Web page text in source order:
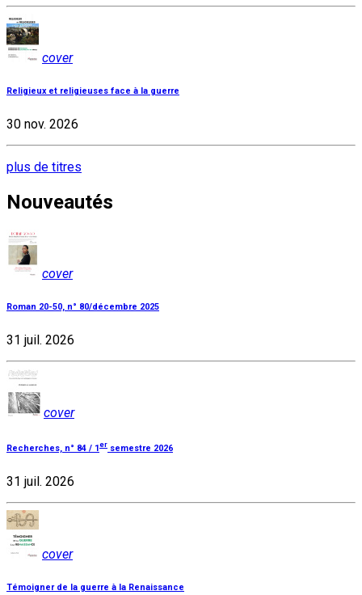
cover
Religieux et religieuses face à la guerre
30 nov. 2026
plus de titres
Nouveautés
cover
Roman 20-50, n° 80/décembre 2025
31 juil. 2026
cover
Recherches, n° 84 / 1er semestre 2026
31 juil. 2026
cover
Témoigner de la guerre à la Renaissance